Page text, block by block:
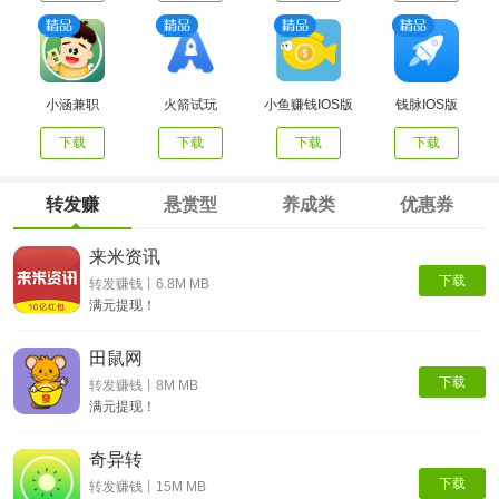
小涵兼职
下载
火箭试玩
下载
小鱼赚钱IOS版
下载
钱脉IOS版
下载
转发赚 悬赏型 养成类 优惠券
下载
来米资讯
转发赚钱丨6.8M MB
满元提现！
下载
田鼠网
转发赚钱丨8M MB
满元提现！
下载
奇异转
转发赚钱丨15M MB